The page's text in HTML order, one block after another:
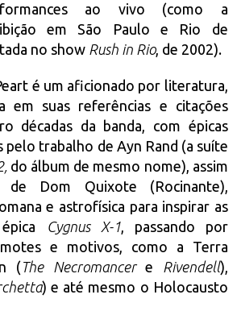
ao vivo (como a
em São Paulo e Rio de
no show Rush in Rio, de 2002).
é um aficionado por literatura,
em suas referências e citações
décadas da banda, com épicas
pelo trabalho de Ayn Rand (a suíte
do álbum de mesmo nome), assim
Dom Quixote (Rocinante),
e astrofísica para inspirar as
Cygnus X-1, passando por
e motivos, como a Terra
(The Necromancere Rivendell),
) e até mesmo o Holocausto